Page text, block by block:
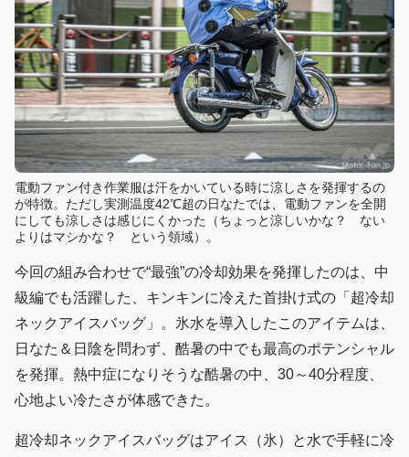
電動ファン付き作業服は汗をかいている時に涼しさを発揮するの
が特徴。ただし実測温度42℃超の日なたでは、電動ファンを全開
にしても涼しさは感じにくかった（ちょっと涼しいかな？ ない
よりはマシかな？ という領域）。
今回の組み合わせで“最強”の冷却効果を発揮したのは、中
級編でも活躍した、キンキンに冷えた首掛け式の「超冷却
ネックアイスバッグ」。氷水を導入したこのアイテムは、
日なた＆日陰を問わず、酷暑の中でも最高のポテンシャル
を発揮。熱中症になりそうな酷暑の中、30～40分程度、
心地よい冷たさが体感できた。
超冷却ネックアイスバッグはアイス（氷）と水で手軽に冷